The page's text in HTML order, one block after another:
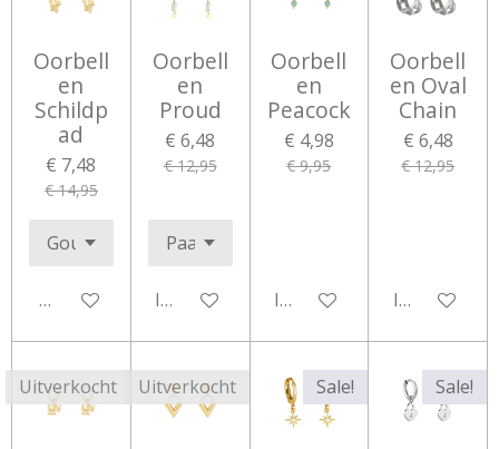
Oorbell
en
Schildp
ad
€ 7,48
€ 14,95
Houd mij op de hoogte
Oorbell
en
Proud
€ 6,48
€ 12,95
In winkelwagen
Oorbell
en
Peacock
€ 4,98
€ 9,95
In winkelwagen
Oorbell
en Oval
Chain
€ 6,48
€ 12,95
In
Uitverkocht Uitverkocht Sale! Sale!